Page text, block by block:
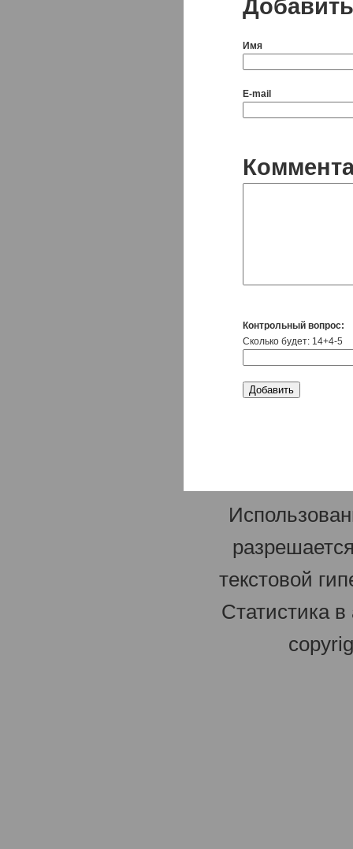
Имя
E-mail
Контрольный вопрос:
Сколько будет: 14+4-5
текстовой
Статистика